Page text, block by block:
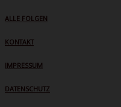
ALLE FOLGEN
KONTAKT
IMPRESSUM
DATENSCHUTZ